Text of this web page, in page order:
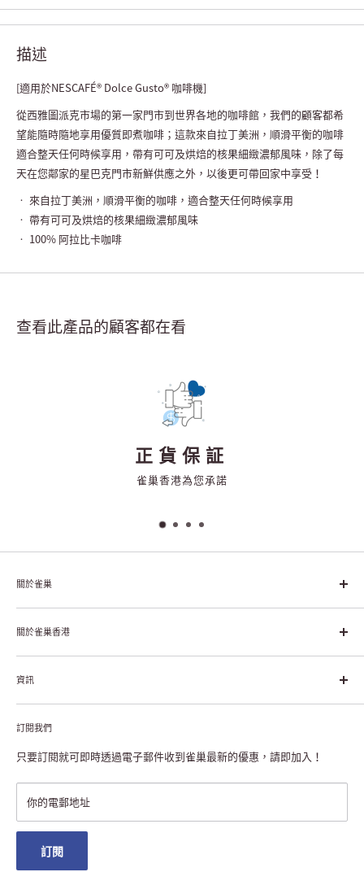
描述
[適用於NESCAFÉ® Dolce Gusto® 咖啡機]
從西雅圖派克市場的第一家門市到世界各地的咖啡館，我們的顧客都希
望能隨時隨地享用優質即煮咖啡；這款來自拉丁美洲，順滑平衡的咖啡
適合整天任何時候享用，帶有可可及烘焙的核果細緻濃郁風味，除了每
天在您鄰家的星巴克門市新鮮供應之外，以後更可帶回家中享受！
• 來自拉丁美洲，順滑平衡的咖啡，適合整天任何時候享用
• 帶有可可及烘焙的核果細緻濃郁風味
• 100% 阿拉比卡咖啡
查看此產品的顧客都在看
正貨保証
雀巢香港為您承諾
關於雀巢
雀巢集團起源於1866年的瑞士，目前是全球領先的「營養、健康、
幸福生活」企業。雀巢的目標是「我們充分發掘食品的力量，提升
關於雀巢香港
關於雀巢香港
雀巢香港創造共享價值
聯絡我們
私隱聲明
註冊NESCAFÉ® Dolce Gusto®咖啡機
資訊
付款及送貨
退貨或更換
常見問題
雀巢會員獎賞
澳門地區送貨
訂閱我們
只要訂閱就可即時透過電子郵件收到雀巢最新的優惠，請即加入！
你的電郵地址
訂閱